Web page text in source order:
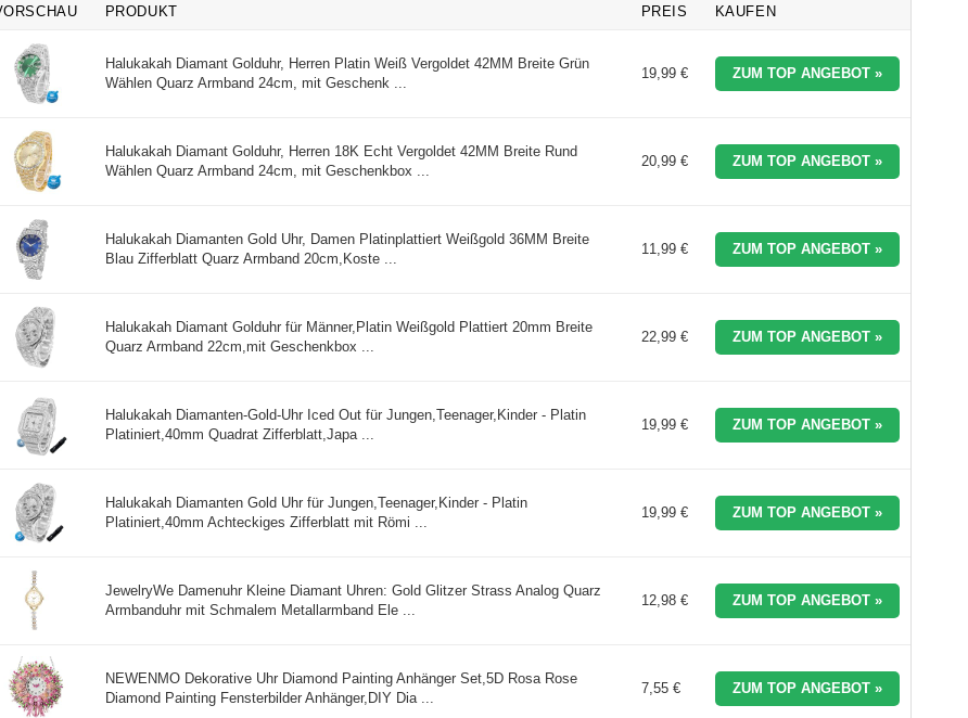
PRODUKT PREIS KAUFEN
Halukakah Diamant Golduhr, Herren Platin Weiß Vergoldet 42MM Breite Grün
Wählen Quarz Armband 24cm, mit Geschenk ...
19,99 € ZUM TOP ANGEBOT »
Halukakah Diamant Golduhr, Herren 18K Echt Vergoldet 42MM Breite Rund
Wählen Quarz Armband 24cm, mit Geschenkbox ...
20,99 € ZUM TOP ANGEBOT »
Halukakah Diamanten Gold Uhr, Damen Platinplattiert Weißgold 36MM Breite
Blau Zifferblatt Quarz Armband 20cm,Koste ...
11,99 € ZUM TOP ANGEBOT »
Halukakah Diamant Golduhr für Männer,Platin Weißgold Plattiert 20mm Breite
Quarz Armband 22cm,mit Geschenkbox ...
22,99 € ZUM TOP ANGEBOT »
Halukakah Diamanten-Gold-Uhr Iced Out für Jungen,Teenager,Kinder - Platin
Platiniert,40mm Quadrat Zifferblatt,Japa ...
19,99 € ZUM TOP ANGEBOT »
Halukakah Diamanten Gold Uhr für Jungen,Teenager,Kinder - Platin
Platiniert,40mm Achteckiges Zifferblatt mit Römi ...
19,99 € ZUM TOP ANGEBOT »
JewelryWe Damenuhr Kleine Diamant Uhren: Gold Glitzer Strass Analog Quarz
Armbanduhr mit Schmalem Metallarmband Ele ...
12,98 € ZUM TOP ANGEBOT »
NEWENMO Dekorative Uhr Diamond Painting Anhänger Set,5D Rosa Rose
Diamond Painting Fensterbilder Anhänger,DIY Dia ...
7,55 € ZUM TOP ANGEBOT »